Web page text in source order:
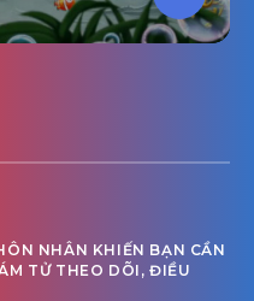
NHÂN KHIẾN BẠN CẦN
TỬ THEO DÕI, ĐIỀU